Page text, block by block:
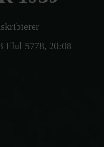
Elul 5778, 20:08